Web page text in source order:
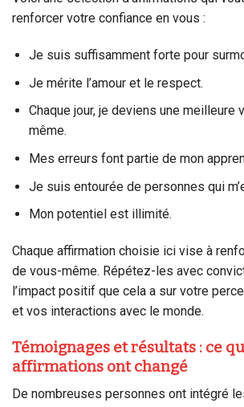
renforcer votre confiance en vous :
Je suis suffisamment forte pour
Je mérite l’amour et le respect.
Chaque jour, je deviens une meilleure
même.
Mes erreurs font partie de mon
Je suis entourée de personnes qui
Mon potentiel est illimité.
Chaque affirmation choisie ici vise à
de vous-même. Répétez-les avec
l’impact positif que cela a sur votre
et vos interactions avec le monde.
Témoignages et résultats : ce
affirmations ont changé
De nombreuses personnes ont intégré